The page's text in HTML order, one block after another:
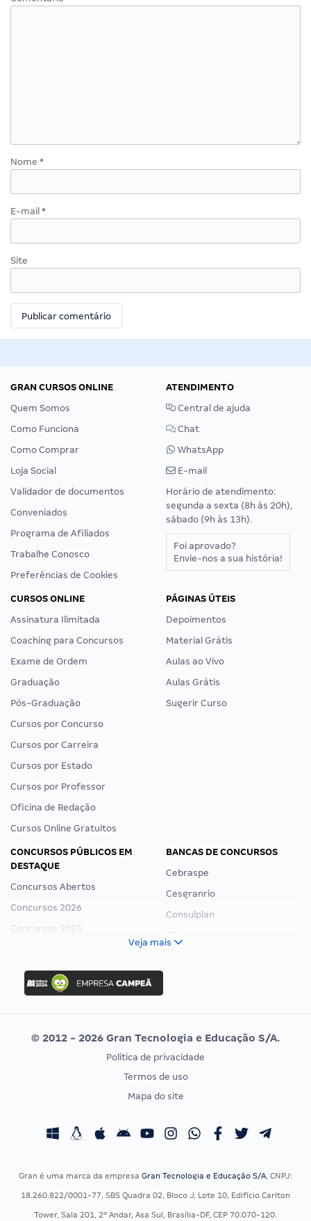
Nome *
E-mail *
Site
GRAN CURSOS ONLINE
Quem Somos
Como Funciona
Como Comprar
Loja Social
Validador de documentos
Conveniados
Programa de Afiliados
Trabalhe Conosco
Preferências de Cookies
ATENDIMENTO
Central de ajuda
Chat
WhatsApp
E-mail
Horário de atendimento:
segunda a sexta (8h às 20h),
sábado (9h às 13h).
Foi aprovado?
Envie-nos a sua história!
CURSOS ONLINE
Assinatura Ilimitada
Coaching para Concursos
Exame de Ordem
Graduação
Pós-Graduação
Cursos por Concurso
Cursos por Carreira
Cursos por Estado
Cursos por Professor
Oficina de Redação
Cursos Online Gratuitos
PÁGINAS ÚTEIS
Depoimentos
Material Grátis
Aulas ao Vivo
Aulas Grátis
Sugerir Curso
CONCURSOS PÚBLICOS EM
DESTAQUE
Concursos Abertos
Concursos 2026
Concursos 2025
Concurso Ibama
Concurso MPU
Editais publicados
BANCAS DE CONCURSOS
Cebraspe
Cesgranrio
Consulplan
Vunesp
CONCURSOS POR PROFISSÃO
Concursos Fiscais
EXAME DE ORDEM
Calendário OAB
Veja mais
© 2012 - 2026 Gran Tecnologia e Educação S/A.
Política de privacidade
Termos de uso
Mapa do site
Gran é uma marca da empresa Gran Tecnologia e Educação S/A, CNPJ:
18.260.822/0001-77, SBS Quadra 02, Bloco J, Lote 10, Edifício Carlton
Tower, Sala 201, 2º Andar, Asa Sul, Brasília-DF, CEP 70.070-120.